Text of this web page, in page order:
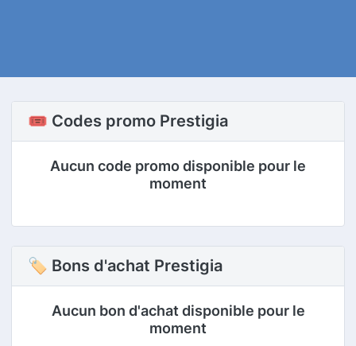
🎟️ Codes promo Prestigia
Aucun code promo disponible pour le
moment
🏷 Bons d'achat Prestigia
Aucun bon d'achat disponible pour le
moment